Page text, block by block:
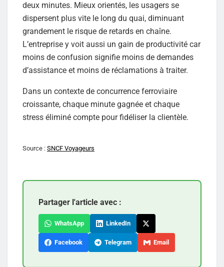
deux minutes. Mieux orientés, les usagers se
dispersent plus vite le long du quai, diminuant
grandement le risque de retards en chaîne.
L’entreprise y voit aussi un gain de productivité car
moins de confusion signifie moins de demandes
d’assistance et moins de réclamations à traiter.
Dans un contexte de concurrence ferroviaire
croissante, chaque minute gagnée et chaque
stress éliminé compte pour fidéliser la clientèle.
Source : SNCF Voyageurs
Partager l'article avec :
WhatsApp LinkedIn
Facebook Telegram Email